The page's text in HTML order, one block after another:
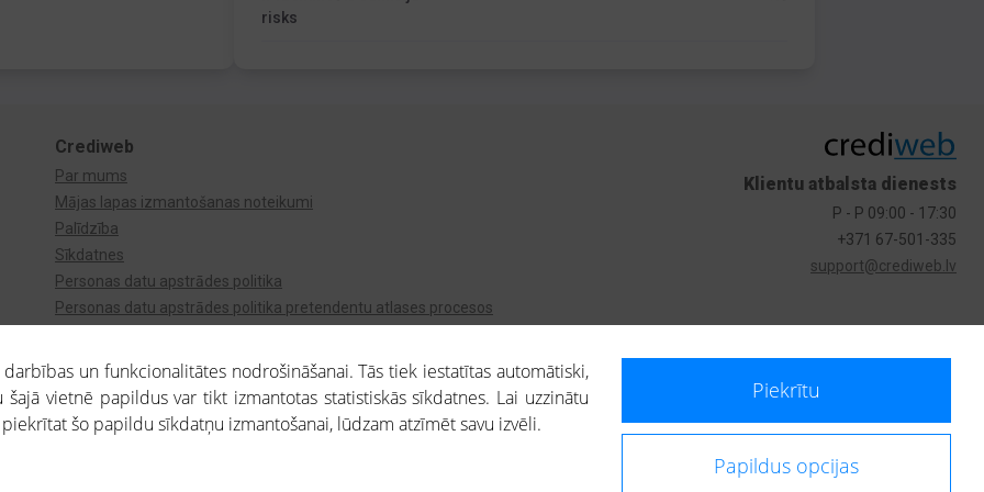
risks
Crediweb
Par mums
Mājas lapas izmantošanas noteikumi
Palīdzība
Sīkdatnes
Personas datu apstrādes politika
Personas datu apstrādes politika pretendentu atlases procesos
Klientu atbalsta dienests
P - P 09:00 - 17:30
+371 67-501-335
support@crediweb.lv
ietvaros saņemtajai informācijai ir uzziņas raksturs, un tai nav juridiska spēka. Portāla lietotājs, izmantojot portālā saņemto informāciju, ir atbildīgs par fizisko
un funkcionalitātes nodrošināšanai. Tās tiek iestatītas automātiski,
vietnē papildus var tikt izmantotas statistiskās sīkdatnes. Lai uzzinātu
piekrītat šo papildu sīkdatņu izmantošanai, lūdzam atzīmēt savu izvēli.
Piekrītu
Papildus opcijas